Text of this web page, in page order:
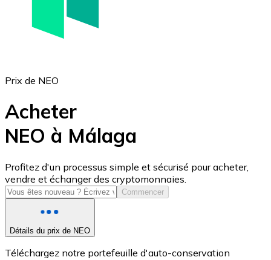
USD Coin
USDC
Prix de NEO
Acheter
NEO à Málaga
Profitez d'un processus simple et sécurisé pour acheter,
vendre et échanger des cryptomonnaies.
Commencer
Détails du prix de NEO
Téléchargez notre portefeuille d'auto-conservation